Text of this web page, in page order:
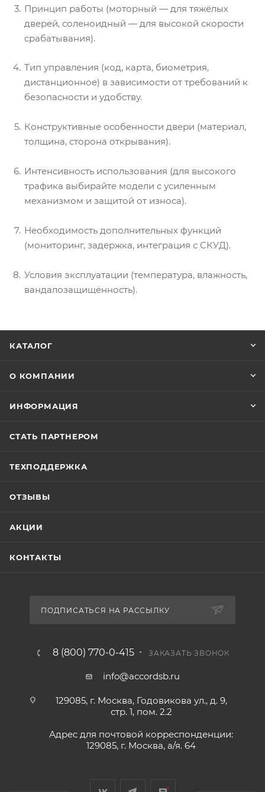
Принцип работы (моторный — для тяжёлых
дверей, соленоидный — для высокой скорости
срабатывания).
Тип управления (код, карта, биометрия,
дистанционное) в зависимости от требований к
безопасности и удобству.
Конструктивные особенности двери (материал,
толщина, сторона открывания).
Интенсивность использования (для высокого
трафика выбирайте модели с усиленным
механизмом и защитой от износа).
Необходимость дополнительных функций
(мониторинг, задержка, интеграция с СКУД).
Условия эксплуатации (температура, влажность,
вандалозащищённость).
КАТАЛОГ
О КОМПАНИИ
ИНФОРМАЦИЯ
СТАТЬ ПАРТНЕРОМ
ТЕХПОДДЕРЖКА
ОТЗЫВЫ
АКЦИИ
КОНТАКТЫ
ПОДПИСАТЬСЯ НА РАССЫЛКУ
8 (800) 770-0-415 ЗАКАЗАТЬ ЗВОНОК
info@accordsb.ru
129085, г. Москва, Годовикова ул., д. 9,
стр. 1, пом. 2.2
Адрес для почтовой корреспонденции:
129085, г. Москва, а/я. 64